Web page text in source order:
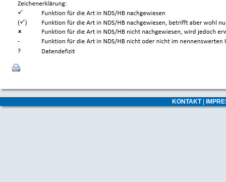
KONTAKT|